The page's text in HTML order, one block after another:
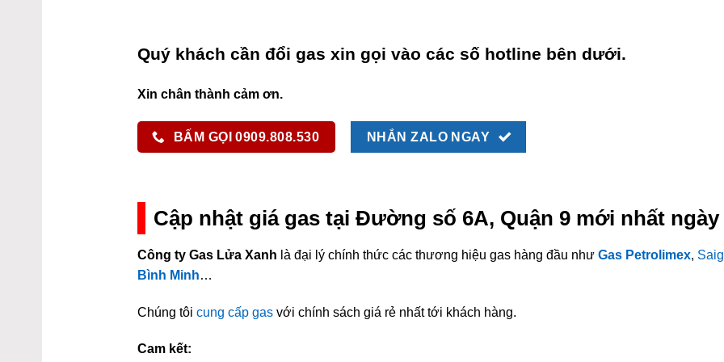
Quý khách cần đổi gas xin gọi vào các số hotline bên dưới.
Xin chân thành cảm ơn.
BẤM GỌI 0909.808.530 NHẮN ZALO NGAY
Cập nhật giá gas tại Đường số 6A, Quận 9 mới nhất ngày
Công ty Gas Lửa Xanh là đại lý chính thức các thương hiệu gas hàng đầu nhưGas Petrolimex,
Bình Minh…
Chúng tôicung cấp gas với chính sách giá rẻ nhất tới khách hàng.
Cam kết: